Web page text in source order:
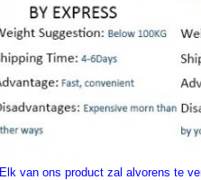
Elk van ons product zal alvorens te